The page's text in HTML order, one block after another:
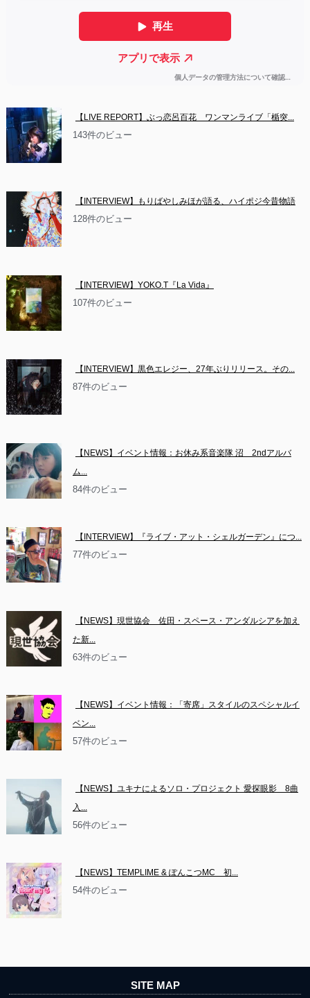
【LIVE REPORT】ぶっ恋呂百花　ワンマンライブ「楯突...
143件のビュー
【INTERVIEW】もりばやしみほが語る、ハイポジ今昔物語
128件のビュー
【INTERVIEW】YOKO.T『La Vida』
107件のビュー
【INTERVIEW】黒色エレジー、27年ぶりリリース。その...
87件のビュー
【NEWS】イベント情報：お休み系音楽隊 沼　2ndアルバ
ム...
84件のビュー
【INTERVIEW】『ライブ・アット・シェルガーデン』につ...
77件のビュー
【NEWS】現世協会　佐田・スペース・アンダルシアを加え
た新...
63件のビュー
【NEWS】イベント情報：「寄席」スタイルのスペシャルイ
ベン...
57件のビュー
【NEWS】ユキナによるソロ・プロジェクト 愛探眼影　8曲
入...
56件のビュー
【NEWS】TEMPLIME & ぽんこつMC　初...
54件のビュー
SITE MAP